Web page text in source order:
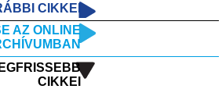
CIKKEI
AZ ONLINE
CIKKEI